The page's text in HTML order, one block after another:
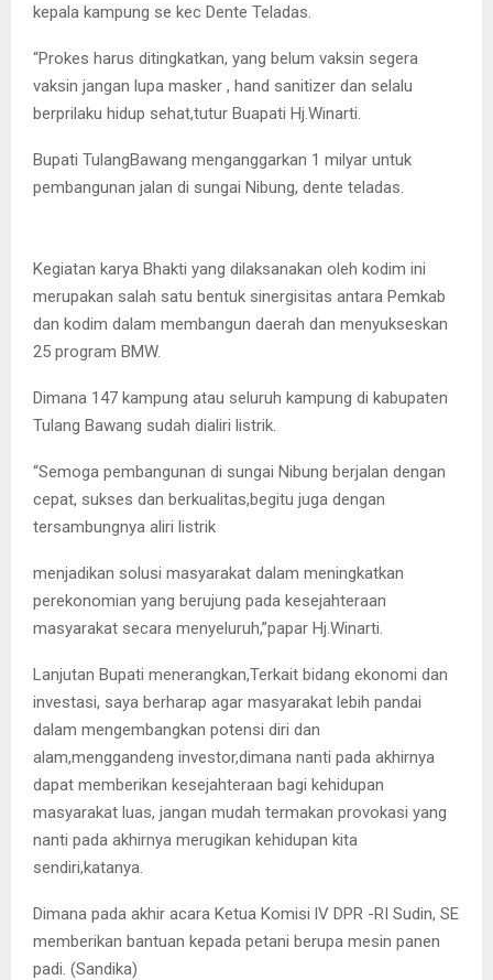
kepala kampung se kec Dente Teladas.
“Prokes harus ditingkatkan, yang belum vaksin segera
vaksin jangan lupa masker , hand sanitizer dan selalu
berprilaku hidup sehat,tutur Buapati Hj.Winarti.
Bupati TulangBawang menganggarkan 1 milyar untuk
pembangunan jalan di sungai Nibung, dente teladas.
Kegiatan karya Bhakti yang dilaksanakan oleh kodim ini
merupakan salah satu bentuk sinergisitas antara Pemkab
dan kodim dalam membangun daerah dan menyukseskan
25 program BMW.
Dimana 147 kampung atau seluruh kampung di kabupaten
Tulang Bawang sudah dialiri listrik.
“Semoga pembangunan di sungai Nibung berjalan dengan
cepat, sukses dan berkualitas,begitu juga dengan
tersambungnya aliri listrik
menjadikan solusi masyarakat dalam meningkatkan
perekonomian yang berujung pada kesejahteraan
masyarakat secara menyeluruh,”papar Hj.Winarti.
Lanjutan Bupati menerangkan,Terkait bidang ekonomi dan
investasi, saya berharap agar masyarakat lebih pandai
dalam mengembangkan potensi diri dan
alam,menggandeng investor,dimana nanti pada akhirnya
dapat memberikan kesejahteraan bagi kehidupan
masyarakat luas, jangan mudah termakan provokasi yang
nanti pada akhirnya merugikan kehidupan kita
sendiri,katanya.
Dimana pada akhir acara Ketua Komisi lV DPR -RI Sudin, SE
memberikan bantuan kepada petani berupa mesin panen
padi. (Sandika)